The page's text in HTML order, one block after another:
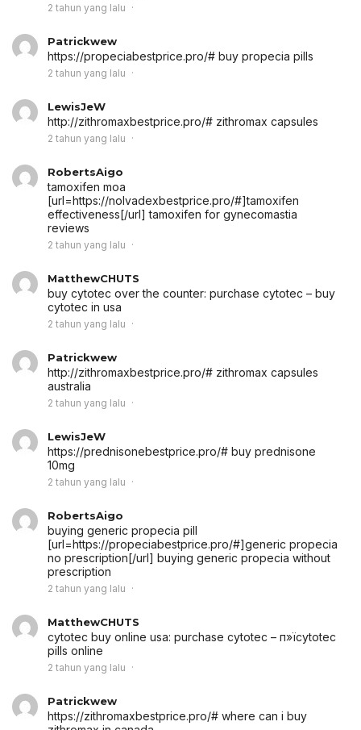
2 tahun yang lalu
Patrickwew
https://propeciabestprice.pro/# buy propecia pills
2 tahun yang lalu
LewisJeW
http://zithromaxbestprice.pro/# zithromax capsules
2 tahun yang lalu
RobertsAigo
tamoxifen moa
[url=https://nolvadexbestprice.pro/#]tamoxifen
effectiveness[/url] tamoxifen for gynecomastia
reviews
2 tahun yang lalu
MatthewCHUTS
buy cytotec over the counter: purchase cytotec – buy
cytotec in usa
2 tahun yang lalu
Patrickwew
http://zithromaxbestprice.pro/# zithromax capsules
australia
2 tahun yang lalu
LewisJeW
https://prednisonebestprice.pro/# buy prednisone
10mg
2 tahun yang lalu
RobertsAigo
buying generic propecia pill
[url=https://propeciabestprice.pro/#]generic propecia
no prescription[/url] buying generic propecia without
prescription
2 tahun yang lalu
MatthewCHUTS
cytotec buy online usa: purchase cytotec – п»їcytotec
pills online
2 tahun yang lalu
Patrickwew
https://zithromaxbestprice.pro/# where can i buy